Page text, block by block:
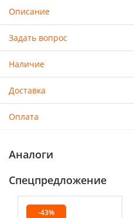
Описание
Задать вопрос
Наличие
Доставка
Оплата
Аналоги
Спецпредложение
-43%